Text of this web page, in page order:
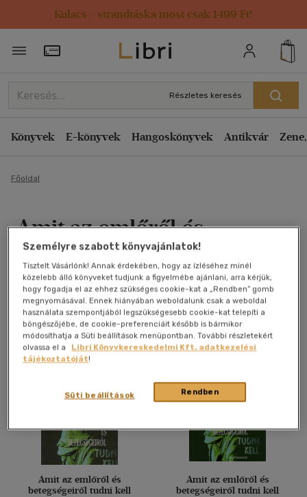
Kulacs / strandtáska most csak 1499 Ft!
Törzsvásárlói Kártya adatai
Részletes keresés
Könyvek E-könyvek Hangoskönyvek Antikvár
Főoldal
Amit az emlőről és
betegségeiről tudni kell
Köves dr-Farkas dr.-Kovács.drs
Antikvár könyv (4db)
Amit az emlőről és
betegségeiről tudni kell
Amit az emlőről és
betegségeiről tudni kell
Személyre szabott könyvajánlatok!
Tisztelt Vásárlónk! Annak érdekében, hogy az ízléséhez minél
közelebb álló könyveket tudjunk a figyelmébe ajánlani, arra kérjük,
hogy fogadja el az ehhez szükséges cookie-kat a „Rendben” gomb
megnyomásával. Ennek hiányában weboldalunk csak a weboldal
használata szempontjából legszükségesebb cookie-kat telepíti a
böngészőjébe, de cookie-preferenciáit később is bármikor
módosíthatja a Süti beállítások menüpontban. További részletekért
olvassa el a
Libri Könyvkereskedelmi Kft. adatkezelési
tájékoztatóját!
Rendben
Süti beállítások